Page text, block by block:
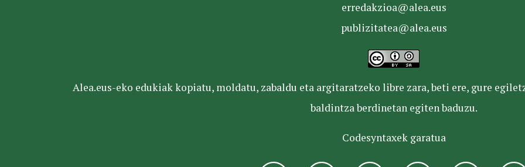
erredakzioa@alea.eus
publizitatea@alea.eus
Alea.eus-eko edukiak kopiatu, moldatu, zabaldu eta argitaratzeko libre zara, beti ere, gure
baldintza berdinetan egiten baduzu.
Codesyntaxek garatua